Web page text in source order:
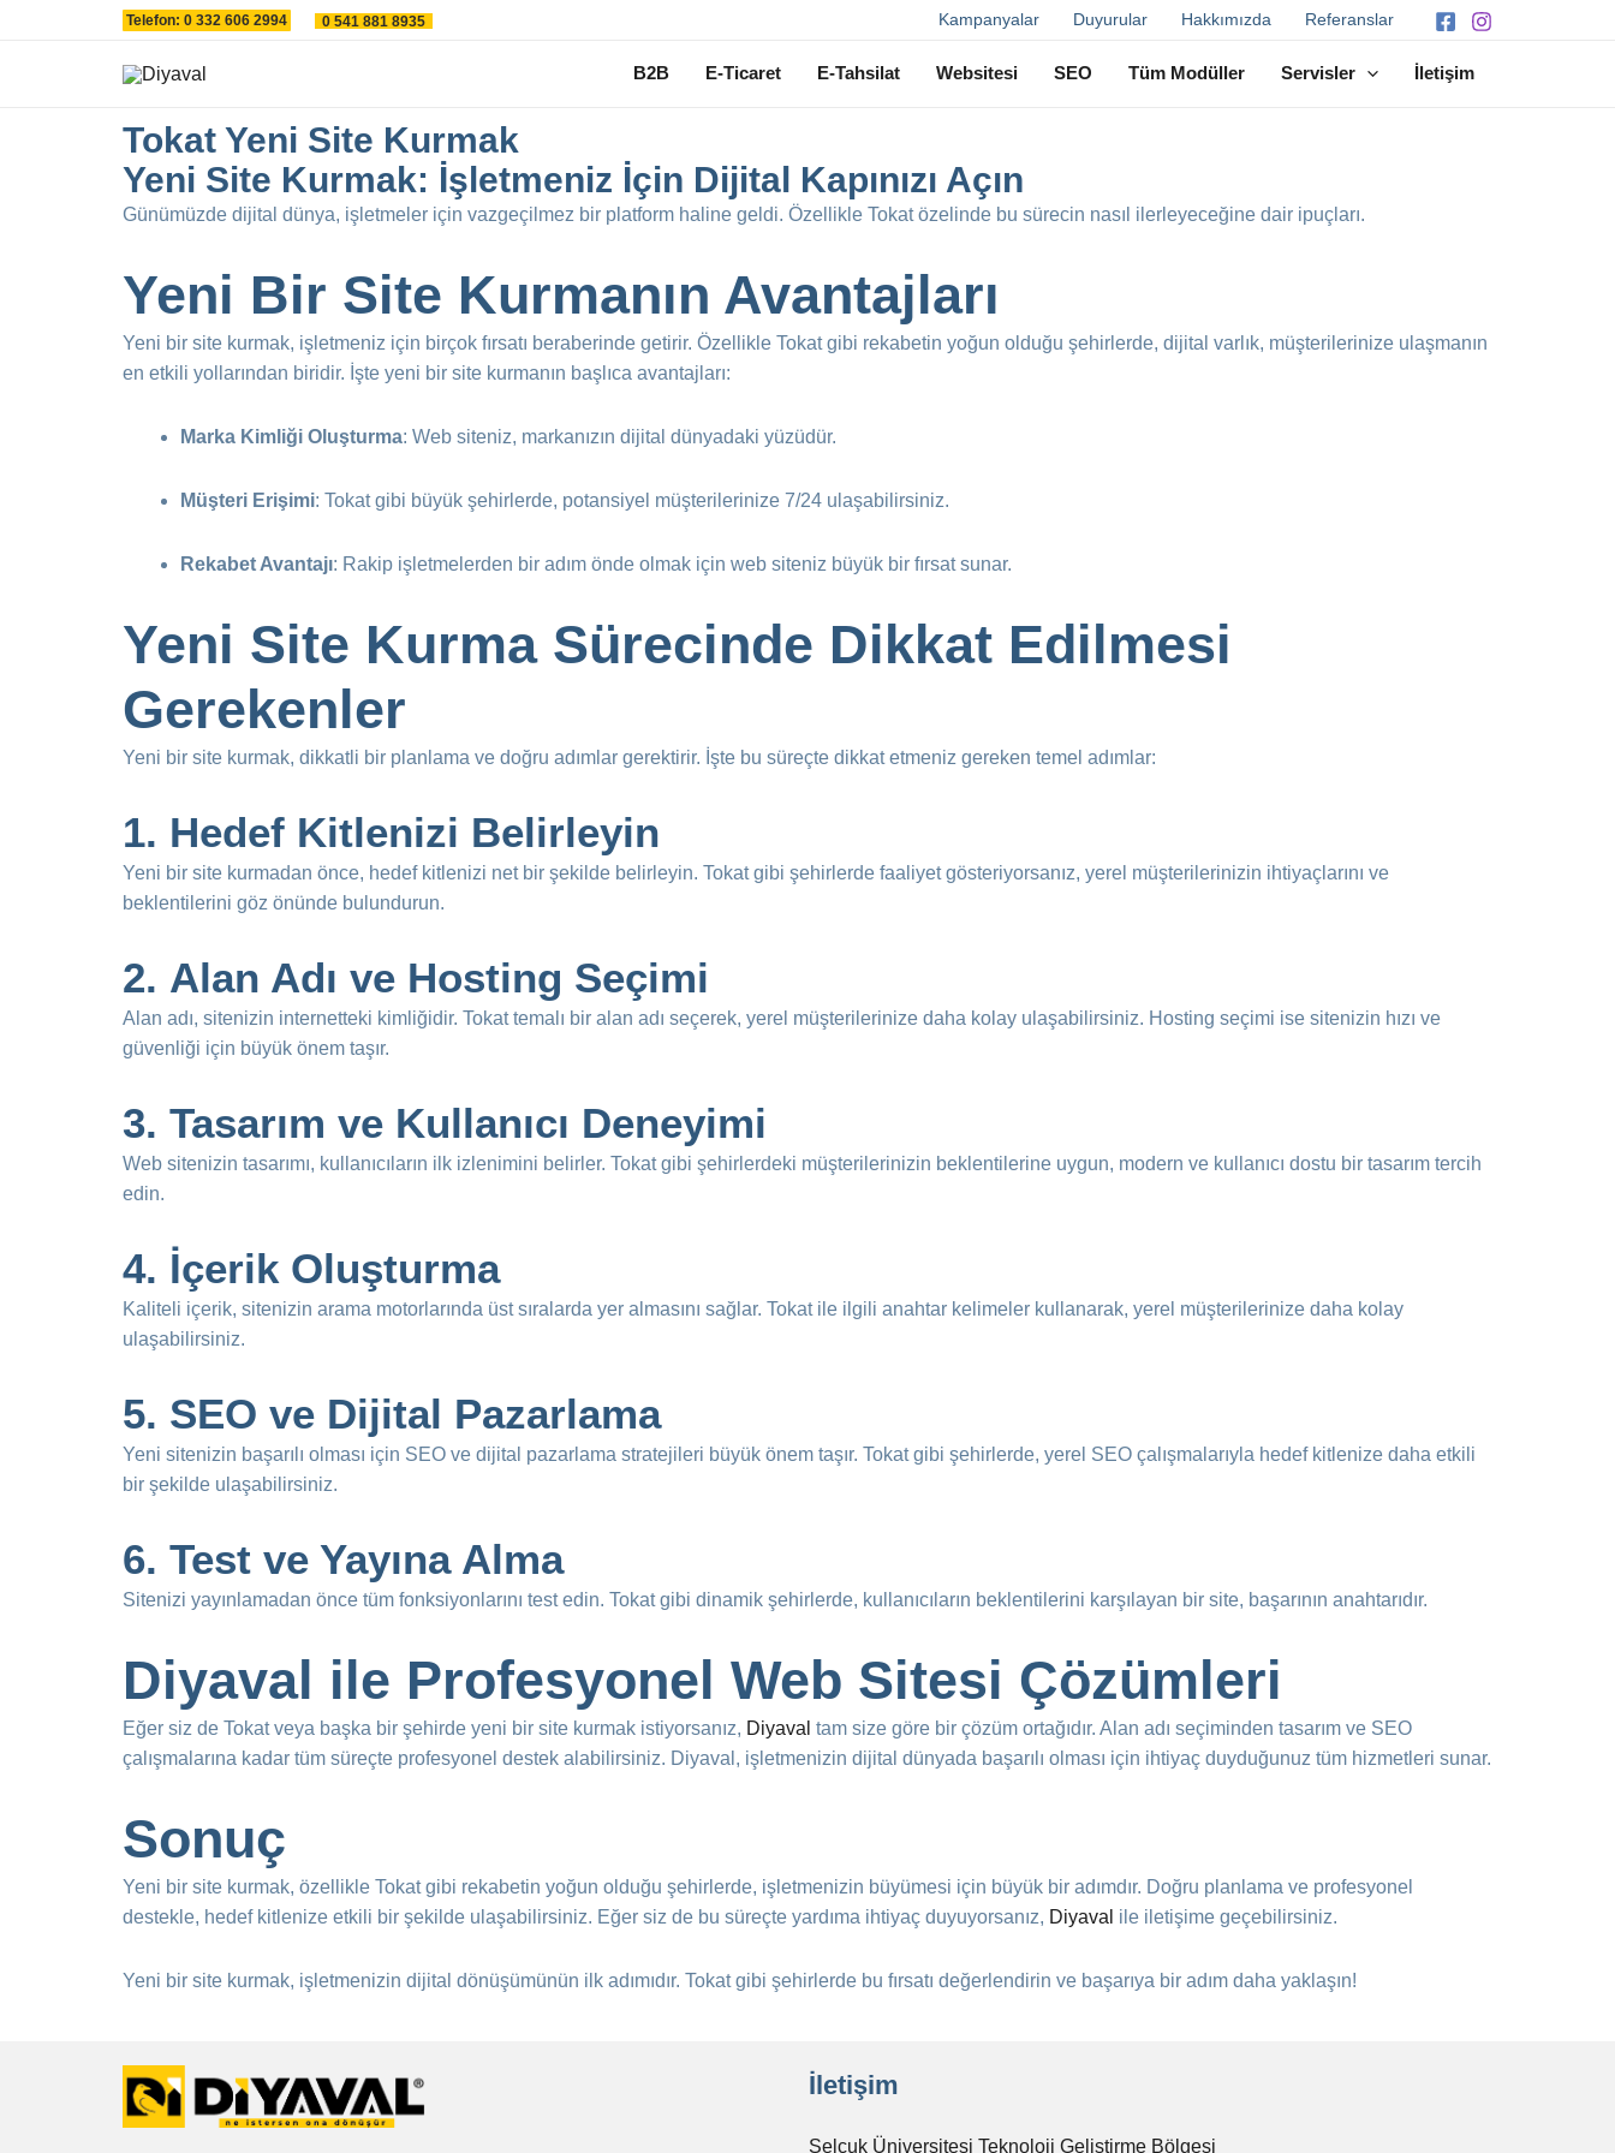
Telefon: 0 332 606 2994 0 541 881 8935 Kampanyalar Duyurular Hakkımızda Referanslar
B2B E-Ticaret E-Tahsilat Websitesi SEO Tüm Modüller Servisler İletişim
Tokat Yeni Site Kurmak
Yeni Site Kurmak: İşletmeniz İçin Dijital Kapınızı Açın
Günümüzde dijital dünya, işletmeler için vazgeçilmez bir platform haline geldi. Özellikle Tokat özelinde bu sürecin nasıl ilerleyeceğine dair ipuçları.
Yeni Bir Site Kurmanın Avantajları
Yeni bir site kurmak, işletmeniz için birçok fırsatı beraberinde getirir. Özellikle Tokat gibi rekabetin yoğun olduğu şehirlerde, dijital varlık, müşterilerinize ulaşmanın
en etkili yollarından biridir. İşte yeni bir site kurmanın başlıca avantajları:
Marka Kimliği Oluşturma: Web siteniz, markanızın dijital dünyadaki yüzüdür.
Müşteri Erişimi: Tokat gibi büyük şehirlerde, potansiyel müşterilerinize 7/24 ulaşabilirsiniz.
Rekabet Avantajı: Rakip işletmelerden bir adım önde olmak için web siteniz büyük bir fırsat sunar.
Yeni Site Kurma Sürecinde Dikkat Edilmesi
Gerekenler
Yeni bir site kurmak, dikkatli bir planlama ve doğru adımlar gerektirir. İşte bu süreçte dikkat etmeniz gereken temel adımlar:
1. Hedef Kitlenizi Belirleyin
Yeni bir site kurmadan önce, hedef kitlenizi net bir şekilde belirleyin. Tokat gibi şehirlerde faaliyet gösteriyorsanız, yerel müşterilerinizin ihtiyaçlarını ve
beklentilerini göz önünde bulundurun.
2. Alan Adı ve Hosting Seçimi
Alan adı, sitenizin internetteki kimliğidir. Tokat temalı bir alan adı seçerek, yerel müşterilerinize daha kolay ulaşabilirsiniz. Hosting seçimi ise sitenizin hızı ve
güvenliği için büyük önem taşır.
3. Tasarım ve Kullanıcı Deneyimi
Web sitenizin tasarımı, kullanıcıların ilk izlenimini belirler. Tokat gibi şehirlerdeki müşterilerinizin beklentilerine uygun, modern ve kullanıcı dostu bir tasarım tercih
edin.
4. İçerik Oluşturma
Kaliteli içerik, sitenizin arama motorlarında üst sıralarda yer almasını sağlar. Tokat ile ilgili anahtar kelimeler kullanarak, yerel müşterilerinize daha kolay
ulaşabilirsiniz.
5. SEO ve Dijital Pazarlama
Yeni sitenizin başarılı olması için SEO ve dijital pazarlama stratejileri büyük önem taşır. Tokat gibi şehirlerde, yerel SEO çalışmalarıyla hedef kitlenize daha etkili
bir şekilde ulaşabilirsiniz.
6. Test ve Yayına Alma
Sitenizi yayınlamadan önce tüm fonksiyonlarını test edin. Tokat gibi dinamik şehirlerde, kullanıcıların beklentilerini karşılayan bir site, başarının anahtarıdır.
Diyaval ile Profesyonel Web Sitesi Çözümleri
Eğer siz de Tokat veya başka bir şehirde yeni bir site kurmak istiyorsanız, Diyaval tam size göre bir çözüm ortağıdır. Alan adı seçiminden tasarım ve SEO
çalışmalarına kadar tüm süreçte profesyonel destek alabilirsiniz. Diyaval, işletmenizin dijital dünyada başarılı olması için ihtiyaç duyduğunuz tüm hizmetleri sunar.
Sonuç
Yeni bir site kurmak, özellikle Tokat gibi rekabetin yoğun olduğu şehirlerde, işletmenizin büyümesi için büyük bir adımdır. Doğru planlama ve profesyonel
destekle, hedef kitlenize etkili bir şekilde ulaşabilirsiniz. Eğer siz de bu süreçte yardıma ihtiyaç duyuyorsanız, Diyaval ile iletişime geçebilirsiniz.
Yeni bir site kurmak, işletmenizin dijital dönüşümünün ilk adımıdır. Tokat gibi şehirlerde bu fırsatı değerlendirin ve başarıya bir adım daha yaklaşın!
İletişim
Selçuk Üniversitesi Teknoloji Geliştirme Bölgesi